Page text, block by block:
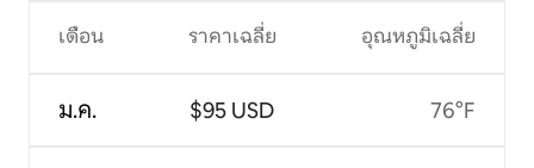
เดือน
ม.ค.
ราคาเฉลี่ย
$95 USD
อุณหภูมิเฉลี่ย
76°F